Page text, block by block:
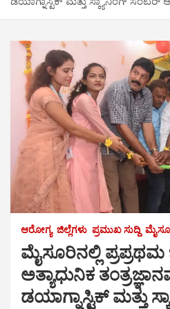
ಆರೋಗ್ಯ ಜಿಲ್ಲೆಗಳು ಪ್ರಮುಖ ಸುದ್ದಿ
ಮೈಸೂರಿನಲ್ಲಿ
ಅತ್ಯಾಧುನಿಕ
ಡಯಾಗ್ನಾಸ್ಟಿಕ್ ಮತ್ತು